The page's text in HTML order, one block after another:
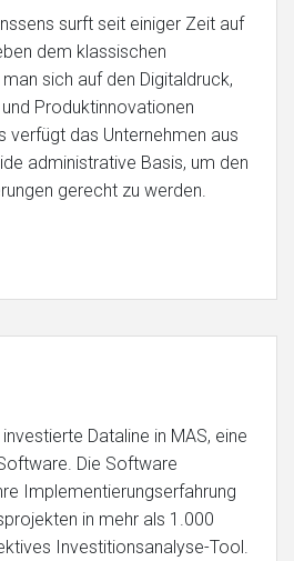
surft seit einiger Zeit auf
dem klassischen
sich auf den Digitaldruck,
Produktinnovationen
verfügt das Unternehmen aus
administrative Basis, um den
gerecht zu werden.
Dataline in MAS, eine
Die Software
Implementierungserfahrung
in mehr als 1.000
Investitionsanalyse-Tool.